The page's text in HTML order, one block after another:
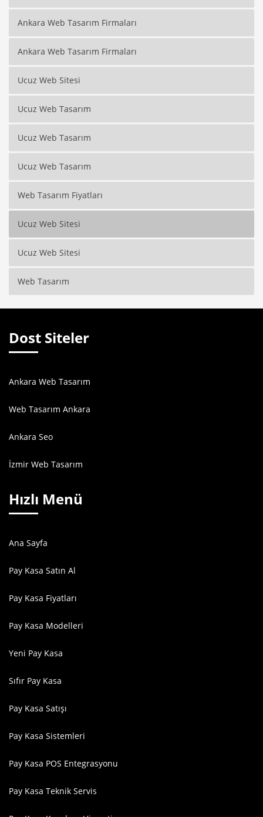
Ankara Web Tasarım Firmaları
Ankara Web Tasarım Firmaları
Ucuz Web Sitesi
Ucuz Web Tasarım
Ucuz Web Tasarım
Ucuz Web Tasarım
Web Tasarım Fiyatları
Ucuz Web Sitesi
Ucuz Web Sitesi
Web Tasarım
Dost Siteler
Ankara Web Tasarım
Web Tasarım Ankara
Ankara Seo
İzmir Web Tasarım
Hızlı Menü
Ana Sayfa
Pay Kasa Satın Al
Pay Kasa Fiyatları
Pay Kasa Modelleri
Yeni Pay Kasa
Sıfır Pay Kasa
Pay Kasa Satışı
Pay Kasa Sistemleri
Pay Kasa POS Entegrasyonu
Pay Kasa Teknik Servis